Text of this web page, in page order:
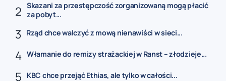
Skazani za przestępczość zorganizowaną mogą płacić
za pobyt...
Rząd chce walczyć z mową nienawiści w sieci...
Włamanie do remizy strażackiej w Ranst – złodzieje...
KBC chce przejąć Ethias, ale tylko w całości...